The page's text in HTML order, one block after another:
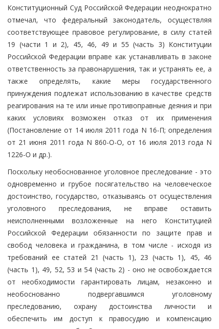
Конституционный Суд Российской Федерации неоднократно
отмечал, что федеральный законодатель, осуществляя
соответствующее правовое регулирование, в силу статей
19 (части 1 и 2), 45, 46, 49 и 55 (часть 3) Конституции
Российской Федерации вправе как устанавливать в законе
ответственность за правонарушения, так и устранять ее, а
также определять, какие меры государственного
принуждения подлежат использованию в качестве средств
реагирования на те или иные противоправные деяния и при
каких условиях возможен отказ от их применения
(Постановление от 14 июля 2011 года N 16-П; определения
от 21 июня 2011 года N 860-О-О, от 16 июля 2013 года N
1226-О и др.).
Поскольку необоснованное уголовное преследование - это
одновременно и грубое посягательство на человеческое
достоинство, государство, отказываясь от осуществления
уголовного преследования, не вправе оставить
неисполненными возложенные на него Конституцией
Российской Федерации обязанности по защите прав и
свобод человека и гражданина, в том числе - исходя из
требований ее статей 21 (часть 1), 23 (часть 1), 45, 46
(часть 1), 49, 52, 53 и 54 (часть 2) - оно не освобождается
от необходимости гарантировать лицам, незаконно и
необоснованно подвергавшимся уголовному
преследованию, охрану достоинства личности и
обеспечить им доступ к правосудию и компенсацию